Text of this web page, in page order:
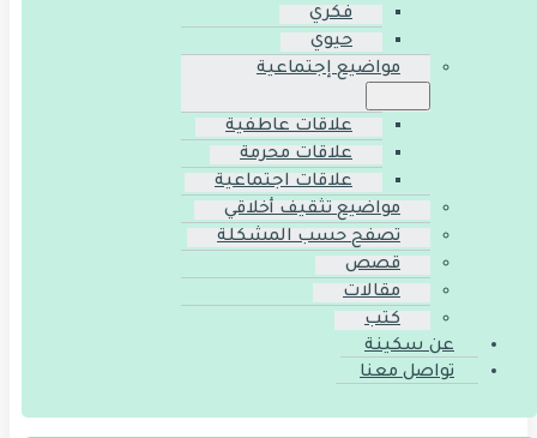
فكري
حيوي
مواضيع إجتماعية
علاقات عاطفية
علاقات محرمة
علاقات اجتماعية
مواضيع تثقيف أخلاقي
تصفح حسب المشكلة
قصص
مقالات
كتب
عن سكينة
تواصل معنا